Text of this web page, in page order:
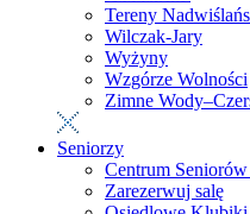
Tereny
Wilczak-Jary
Wyżyny
Wzgórze Wolności
Zimne
Seniorzy
Centrum
Zarezerwuj salę